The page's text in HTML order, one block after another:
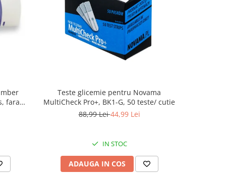
fara
Teste glicemie pentru Novama
MultiCheck Pro+, BK1-G, 50 teste/ cutie
88,99 Lei44,99 Lei
IN STOC
ADAUGA IN COS